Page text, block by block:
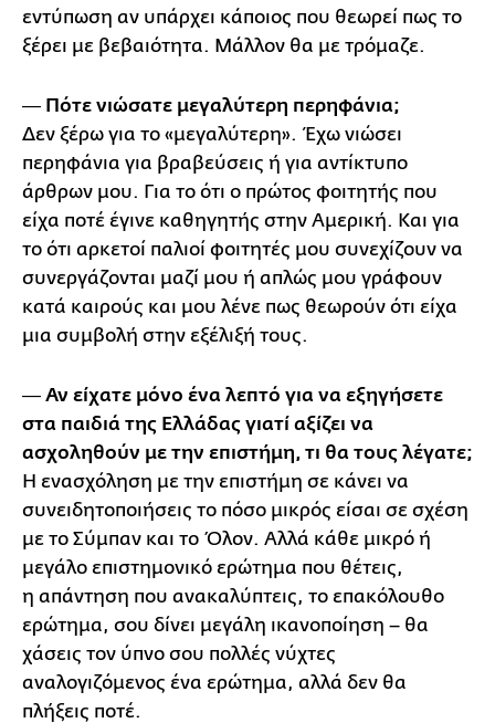
εντύπωση αν υπάρχει κάποιος που θεωρεί πως το
ξέρει με βεβαιότητα. Μάλλον θα με τρόμαζε.
― Πότε νιώσατε μεγαλύτερη περηφάνια;
Δεν ξέρω για το «μεγαλύτερη». Έχω νιώσει
περηφάνια για βραβεύσεις ή για αντίκτυπο
άρθρων μου. Για το ότι ο πρώτος φοιτητής που
είχα ποτέ έγινε καθηγητής στην Αμερική. Και για
το ότι αρκετοί παλιοί φοιτητές μου συνεχίζουν να
συνεργάζονται μαζί μου ή απλώς μου γράφουν
κατά καιρούς και μου λένε πως θεωρούν ότι είχα
μια συμβολή στην εξέλιξή τους.
― Αν είχατε μόνο ένα λεπτό για να εξηγήσετε
στα παιδιά της Ελλάδας γιατί αξίζει να
ασχοληθούν με την επιστήμη, τι θα τους λέγατε;
Η ενασχόληση με την επιστήμη σε κάνει να
συνειδητοποιήσεις το πόσο μικρός είσαι σε σχέση
με το Σύμπαν και το Όλον. Αλλά κάθε μικρό ή
μεγάλο επιστημονικό ερώτημα που θέτεις,
η απάντηση που ανακαλύπτεις, το επακόλουθο
ερώτημα, σου δίνει μεγάλη ικανοποίηση – θα
χάσεις τον ύπνο σου πολλές νύχτες
αναλογιζόμενος ένα ερώτημα, αλλά δεν θα
πλήξεις ποτέ.